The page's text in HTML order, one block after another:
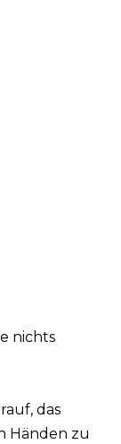
nichts
das
Händen zu